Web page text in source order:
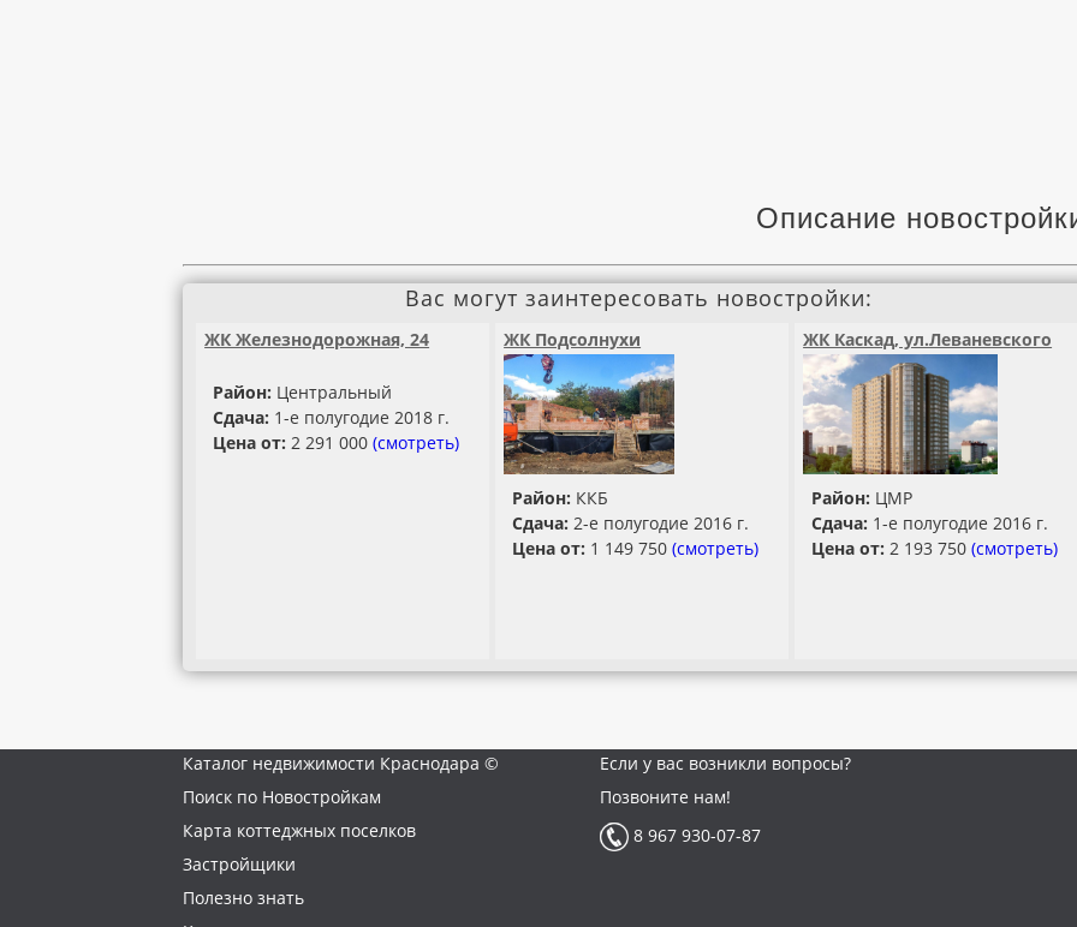
Описание
Вас могут заинтересовать новостройки:
ЖК Железнодорожная, 24
Район: Центральный
Сдача: 1-е полугодие 2018 г.
Цена от: 2 291 000(смотреть)
ЖК Подсолнухи
Район: ККБ
Сдача: 2-е полугодие 2016 г.
Цена от: 1 149 750(смотреть)
ЖК Каскад, ул.Леваневского
Район: ЦМР
Сдача: 1-е полугодие 2016 г.
Цена от: 2 193 750(смотреть)
Каталог недвижимости Краснодара ©
Поиск по Новостройкам
Карта коттеджных поселков
Застройщики
Полезно знать
Если у вас возникли вопросы?
Позвоните нам!
8 967 930-07-87